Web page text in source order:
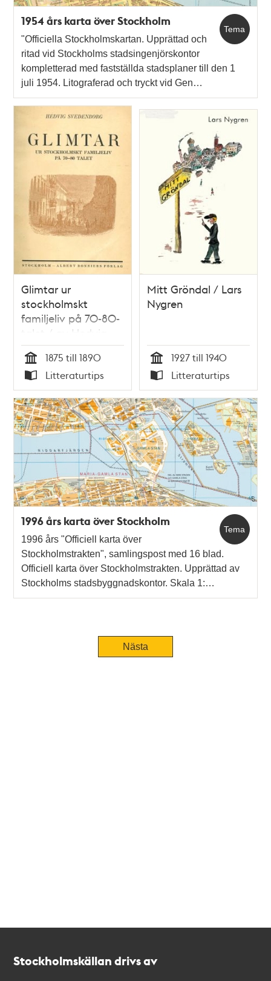
Tema
1954 års karta över Stockholm
"Officiella Stockholmskartan. Upprättad och
ritad vid Stockholms stadsingenjörskontor
kompletterad med fastställda stadsplaner till den 1
juli 1954. Litograferad och tryckt vid Gen…
Glimtar ur
stockholmskt
familjeliv på 70-80-
talet / av Hedvig
Svedenborg
Tid
1875 till 1890
Typ
Litteraturtips
Mitt Gröndal / Lars
Nygren
Tid
1927 till 1940
Typ
Litteraturtips
Tema
1996 års karta över Stockholm
1996 års "Officiell karta över
Stockholmstrakten", samlingspost med 16 blad.
Officiell karta över Stockholmstrakten. Upprättad av
Stockholms stadsbyggnadskontor. Skala 1:…
Nästa
Stockholmskällan drivs av